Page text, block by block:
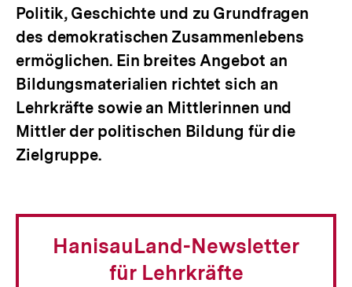
Politik, Geschichte und zu Grundfragen
des demokratischen Zusammenlebens
ermöglichen. Ein breites Angebot an
Bildungsmaterialien richtet sich an
Lehrkräfte sowie an Mittlerinnen und
Mittler der politischen Bildung für die
Zielgruppe.
HanisauLand-Newsletter
für Lehrkräfte